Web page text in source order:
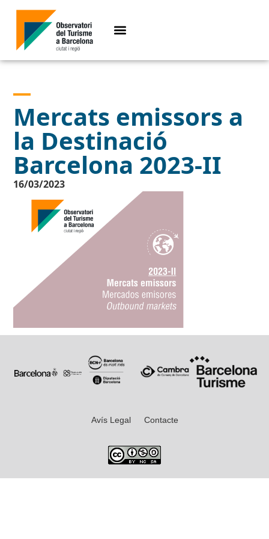
Mercats emissors a
la Destinació
Barcelona 2023-II
16/03/2023
Avís Legal Contacte